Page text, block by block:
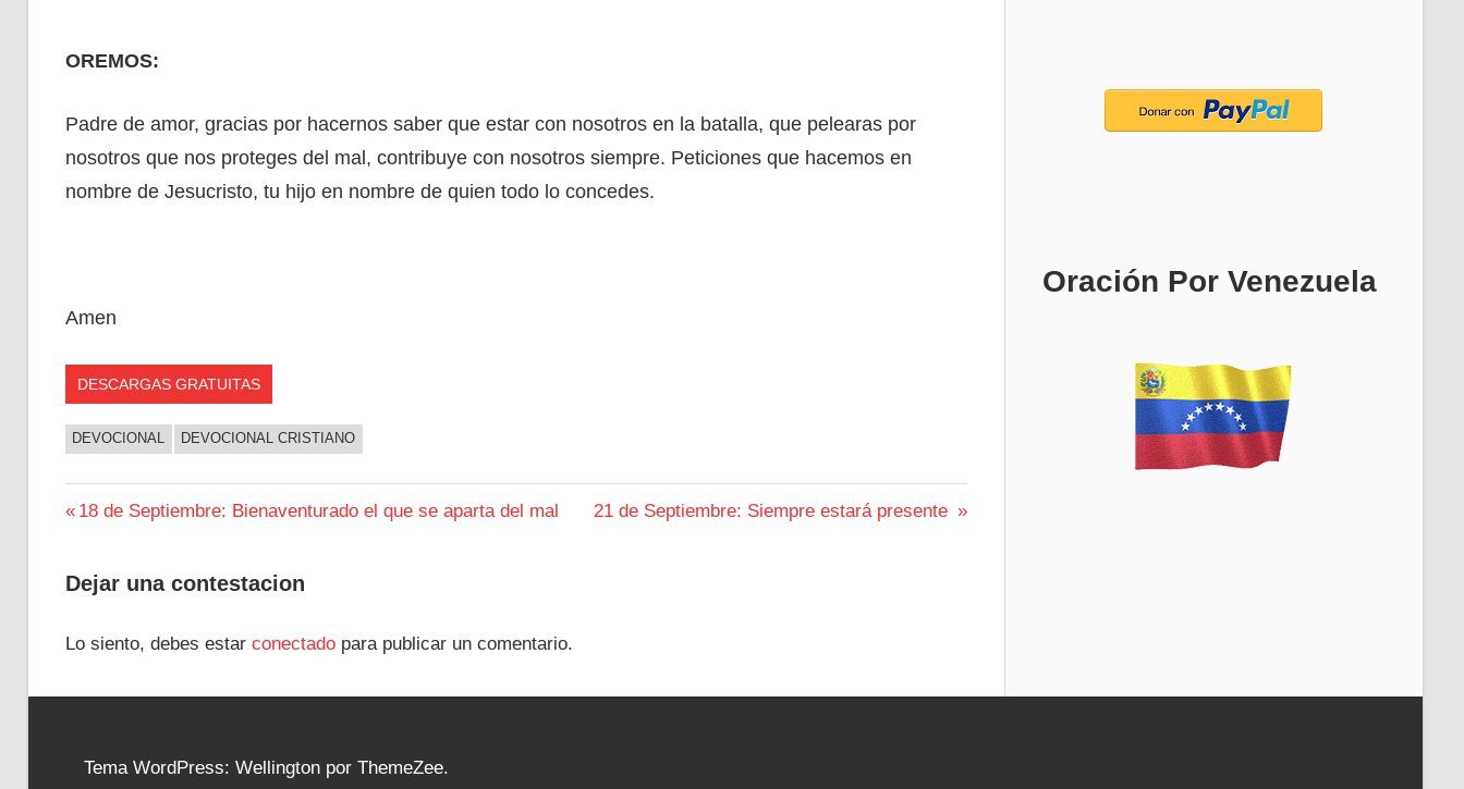
OREMOS:
Padre de amor, gracias por hacernos saber que estar con nosotros en la batalla, que pelearas por
nosotros que nos proteges del mal, contribuye con nosotros siempre. Peticiones que hacemos en
nombre de Jesucristo, tu hijo en nombre de quien todo lo concedes.
Amen
DESCARGAS GRATUITAS
DEVOCIONAL DEVOCIONAL CRISTIANO
Navegación
entradas
Entrada
18 de Septiembre: Bienaventurado el que se aparta del mal
Siguiente
21 de Septiembre: Siempre estará presente
Dejar una contestacion
Lo siento, debes estar conectadopara publicar un comentario.
Oración Por Venezuela
Tema WordPress: Wellington por ThemeZee.